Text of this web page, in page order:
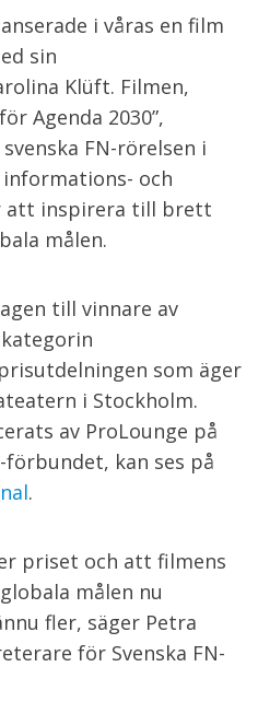
i våras en film
sin
Klüft. Filmen,
Agenda 2030”,
FN-rörelsen i
informations- och
att inspirera till brett
målen.
till vinnare av
som äger
i Stockholm.
av ProLounge på
förbundet, kan ses på
.
priset och att filmens
målen nu
fler, säger Petra
för Svenska FN-